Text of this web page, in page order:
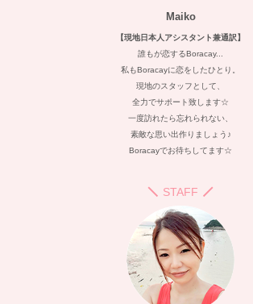
Maiko
【現地日本人アシスタント兼通訳】
誰もが恋するBoracay...
私もBoracayに恋をしたひとり。
現地のスタッフとして、
全力でサポート致します☆
一度訪れたら忘れられない、
素敵な思い出作りましょう♪
Boracayでお待ちしてます☆
STAFF